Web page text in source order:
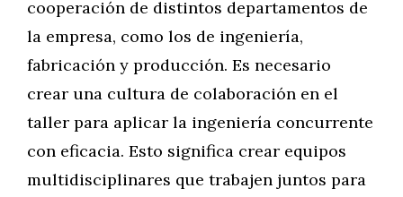
cooperación de distintos departamentos de
la empresa, como los de ingeniería,
fabricación y producción. Es necesario
crear una cultura de colaboración en el
taller para aplicar la ingeniería concurrente
con eficacia. Esto significa crear equipos
multidisciplinares que trabajen juntos para